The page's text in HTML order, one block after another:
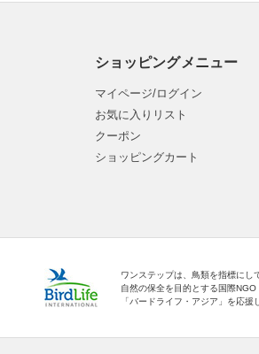
ショッピングメニュー
マイページ/ログイン
お気に入りリスト
クーポン
ショッピングカート
ワンステップは、鳥類を指標にし
自然の保全を目的とする国際NGO
「バードライフ・アジア」を応援